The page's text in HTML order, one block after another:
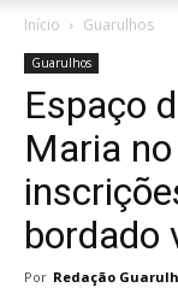
Início Guarulhos
Guarulhos
Espaço
Maria
bordado
Por Redação